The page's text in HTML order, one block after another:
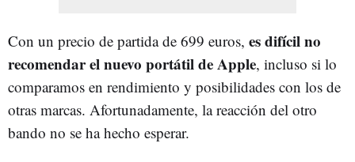
Con un precio de partida de 699 euros, es difícil no
recomendar el nuevo portátil de Apple, incluso si lo
comparamos en rendimiento y posibilidades con los de
otras marcas. Afortunadamente, la reacción del otro
bando no se ha hecho esperar.